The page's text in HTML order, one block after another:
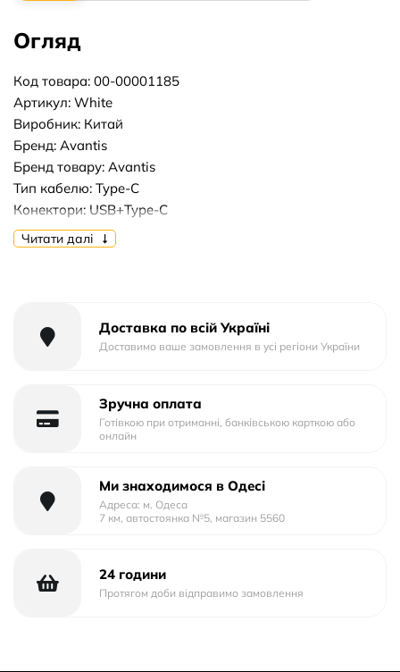
Огляд
Код товара: 00-00001185
Артикул: White
Виробник: Китай
Бренд: Avantis
Бренд товару: Avantis
Тип кабелю: Type-C
Конектори: USB+Type-C
Довжина кабелю, м: 1m
Читати далі
Доставка по всій Україні
Доставимо ваше замовлення в усі регіони України
Зручна оплата
Готівкою при отриманні, банківською карткою або
онлайн
Ми знаходимося в Одесі
Адреса: м. Одеса
7 км, автостоянка №5, магазин 5560
24 години
Протягом доби відправимо замовлення